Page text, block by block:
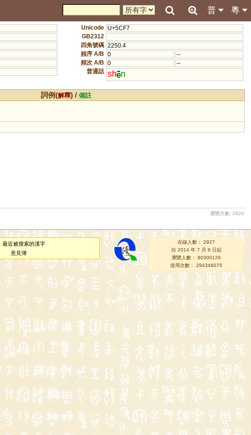
粵
普
Unicode U+5CF7
GB2312
四角號碼 2250.4
頻序 A/B 0
--
頻次 A/B 0
--
普通話 sh n
詞例(解釋) /備註
瀏覽次數: 2820
最近被搜索的漢字
意見簿
在線人數： 2927
自 2014 年 7 月 8 日起
瀏覽人數： 80300129
使用次數： 294346075